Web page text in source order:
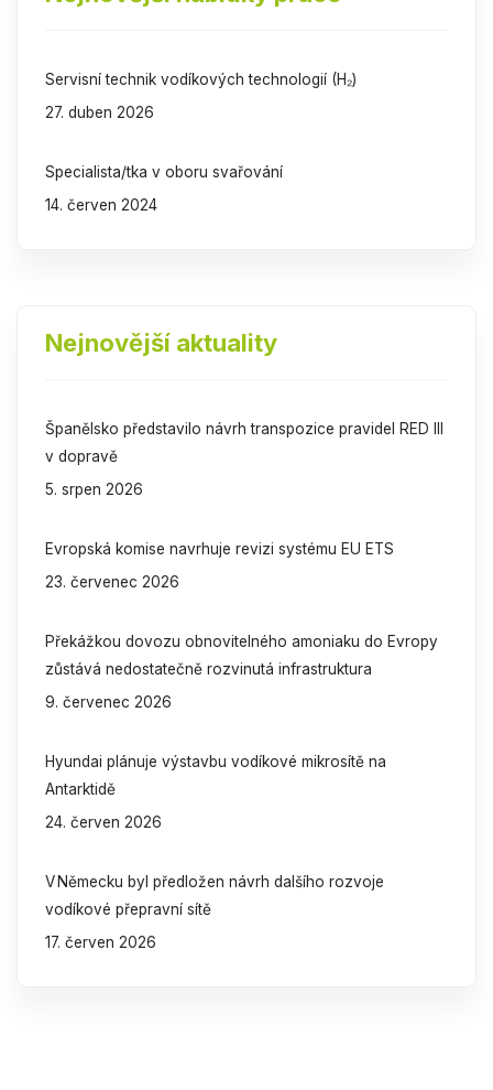
Servisní technik vodíkových technologií (H₂)
27. duben 2026
Specialista/tka v oboru svařování
14. červen 2024
Nejnovější aktuality
Španělsko představilo návrh transpozice pravidel RED III
v dopravě
5. srpen 2026
Evropská komise navrhuje revizi systému EU ETS
23. červenec 2026
Překážkou dovozu obnovitelného amoniaku do Evropy
zůstává nedostatečně rozvinutá infrastruktura
9. červenec 2026
Hyundai plánuje výstavbu vodíkové mikrosítě na
Antarktidě
24. červen 2026
V Německu byl předložen návrh dalšího rozvoje
vodíkové přepravní sítě
17. červen 2026